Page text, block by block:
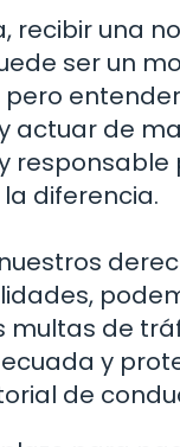
recibir una
ser un
actuar de
responsable
diferencia.
multas de
y
de